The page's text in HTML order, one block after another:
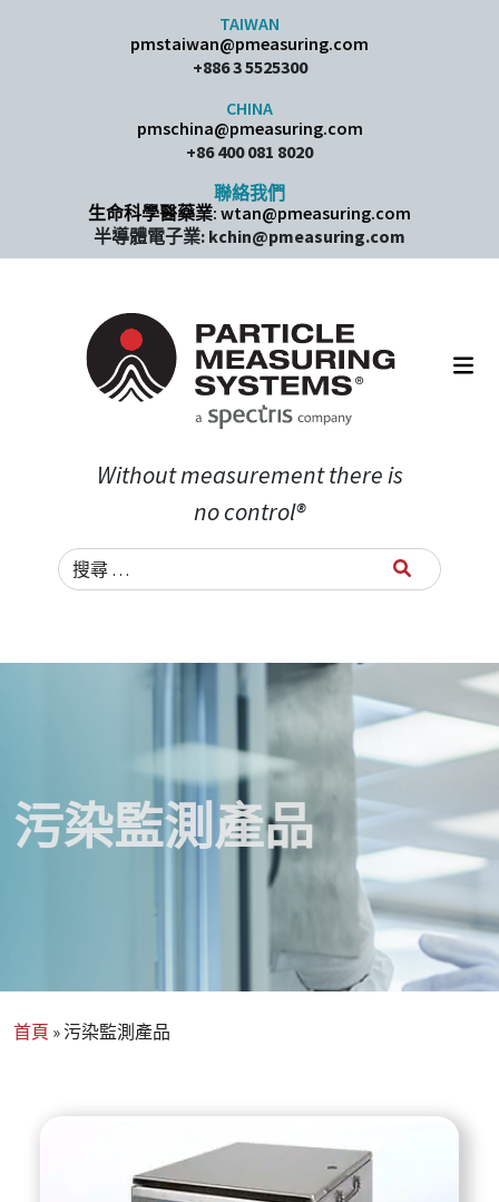
TAIWAN
pmstaiwan@pmeasuring.com
+886 3 5525300
CHINA
pmschina@pmeasuring.com​
+86 400 081 8020
聯絡我們
生命科學醫藥業: wtan@pmeasuring.com
半導體電子業: kchin@pmeasuring.com
Main Navigation
Without measurement there is
no control®
Search for:
污染監測產品
首頁 » 污染監測產品